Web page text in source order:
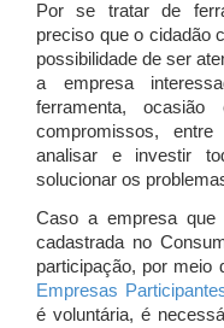
Por se tratar de
preciso que o cidadão
possibilidade de ser
a empresa
ferramenta,
compromissos,
analisar e investir
solucionar os
Caso a empresa que
cadastrada no
participação, por meio
Empresas
é voluntária, é